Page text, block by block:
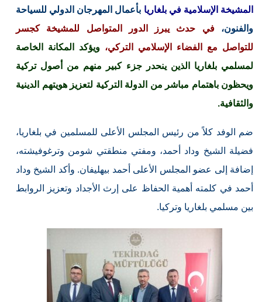
المشيخة الإسلامية في بلغاريا بأعمال المهرجان الدولي للسياحة
والفنون،في حدث يبرز الدور المتواصل للمشيخة كجسر
للتواصل مع الفضاء الإسلامي التركي، ويؤكد المكانة الخاصة
لمسلمي بلغاريا الذين ينحدر جزء كبير منهم من أصول تركية
ويحظون باهتمام مباشر من الدولة التركية لتعزيز هويتهم الدينية
والثقافية.
ضم الوفد كلاً من رئيس المجلس الأعلى للمسلمين في بلغاريا،
فضيلة الشيخ وداد أحمد، ومفتي منطقتي شومن وترغوفيشته،
إضافة إلى عضو المجلس الأعلى أحمد بيهليفان. وأكد الشيخ وداد
أحمد في كلمته أهمية الحفاظ على إرث الأجداد وتعزيز الروابط
بين مسلمي بلغاريا وتركيا.